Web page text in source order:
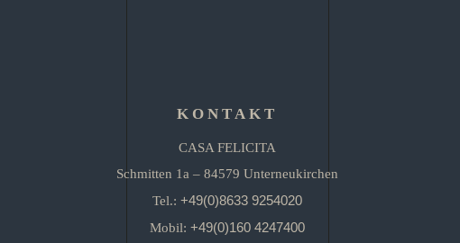
KONTAKT
CASA FELICITA
Schmitten 1a – 84579 Unterneukirchen
Tel.: +49(0)8633 9254020
Mobil: +49(0)160 4247400